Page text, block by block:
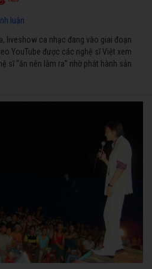
luận
liveshow ca nhạc đang vào giai đoạn
YouTube được các nghệ sĩ Việt xem
sĩ “ăn nên làm ra” nhờ phát hành sản